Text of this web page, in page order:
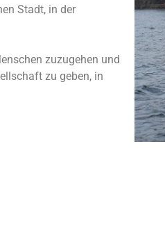
Stadt, in der
zuzugehen und
zu geben, in